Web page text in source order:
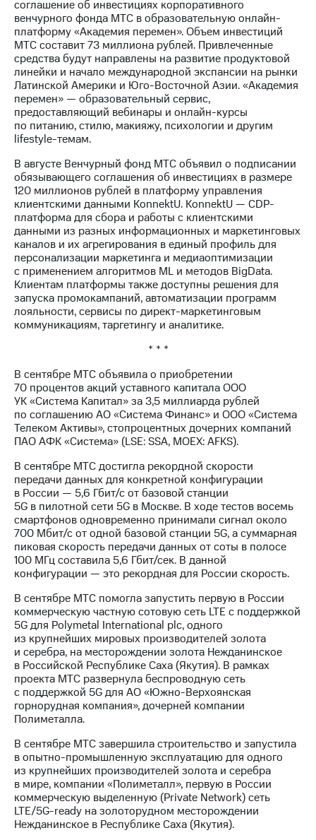
соглашение об инвестициях корпоративного
венчурного фонда МТС в образовательную онлайн-
платформу «Академия перемен». Объем инвестиций
МТС составит 73 миллиона рублей. Привлеченные
средства будут направлены на развитие продуктовой
линейки и начало международной экспансии на рынки
Латинской Америки и Юго-Восточной Азии. «Академия
перемен» — образовательный сервис,
предоставляющий вебинары и онлайн-курсы
по питанию, стилю, макияжу, психологии и другим
lifestyle-темам.
В августе Венчурный фонд МТС объявил о подписании
обязывающего соглашения об инвестициях в размере
120 миллионов рублей в платформу управления
клиентскими данными KonnektU. KonnektU — CDP-
платформа для сбора и работы с клиентскими
данными из разных информационных и маркетинговых
каналов и их агрегирования в единый профиль для
персонализации маркетинга и медиаоптимизации
с применением алгоритмов ML и методов BigData.
Клиентам платформы также доступны решения для
запуска промокампаний, автоматизации программ
лояльности, сервисы по директ-маркетинговым
коммуникациям, таргетингу и аналитике.
* * *
В сентябре МТС объявила о приобретении
70 процентов акций уставного капитала ООО
УК «Система Капитал» за 3,5 миллиарда рублей
по соглашению АО «Система Финанс» и ООО «Система
Телеком Активы», стопроцентных дочерних компаний
ПАО АФК «Система» (LSE: SSA, MOEX: AFKS).
В сентябре МТС достигла рекордной скорости
передачи данных для конкретной конфигурации
в России — 5,6 Гбит/с от базовой станции
5G в пилотной сети 5G в Москве. В ходе тестов восемь
смартфонов одновременно принимали сигнал около
700 Мбит/с от одной базовой станции 5G, а суммарная
пиковая скорость передачи данных от соты в полосе
100 МГц составила 5,6 Гбит/сек. В данной
конфигурации — это рекордная для России скорость.
В сентябре МТС помогла запустить первую в России
коммерческую частную сотовую сеть LTE с поддержкой
5G для Polymetal International plc, одного
из крупнейших мировых производителей золота
и серебра, на месторождении золота Нежданинское
в Российской Республике Саха (Якутия). В рамках
проекта МТС развернула беспроводную сеть
с поддержкой 5G для АО «Южно-Верхоянская
горнорудная компания», дочерней компании
Полиметалла.
В сентябре МТС завершила строительство и запустила
в опытно-промышленную эксплуатацию для одного
из крупнейших производителей золота и серебра
в мире, компании «Полиметалл», первую в России
коммерческую выделенную (Private Network) сеть
LTE/5G-ready на золоторудном месторождении
Нежданинское в Республике Саха (Якутия).